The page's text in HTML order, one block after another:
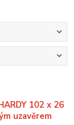
102 x 26
uzavěrem